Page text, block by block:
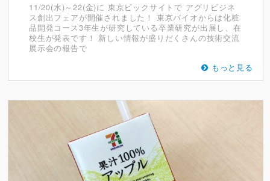
11/20(水)～22(金)に 東京ビックサイトで アグリビジネ
ス創出フェアが開催されました！ 東京バイオからは化粧
品開発コース3年生が研究している卒業研究が出展し、在
校生が発表です！ 新しい情報が盛りだくさんの技術交流
展示会の報告で
もっと見る